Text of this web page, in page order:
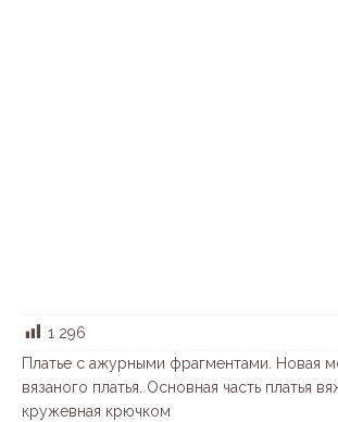
1 296
Платье с ажурными фрагментами. Новая
вязаного платья. Основная часть платья
кружевная крючком